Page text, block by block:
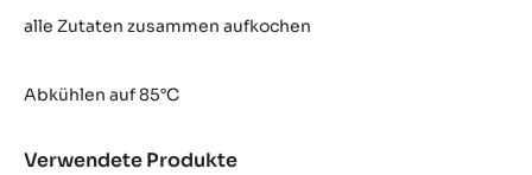
Trüffel
alle Zutaten zusammen aufkochen
Abkühlen auf 85°C
Verwendete Produkte